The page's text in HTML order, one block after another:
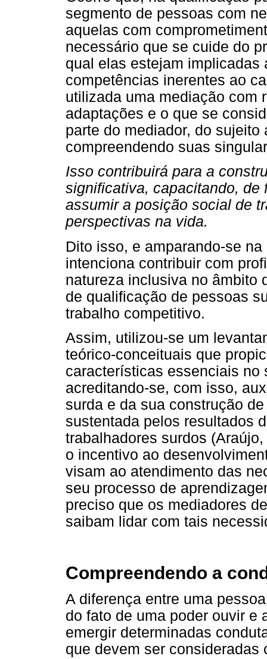
segmento de pessoas com
aquelas com
necessário que se cuide do
qual elas estejam implicadas
competências inerentes ao
utilizada uma mediação com
adaptações e o que se
parte do mediador, do
compreendendo suas
Isso contribuirá para a
significativa, capacitando, de
assumir a posição social de
perspectivas na vida.
Dito isso, e amparando-se
intenciona contribuir com
natureza inclusiva no âmbito
de qualificação de pessoas
trabalho competitivo.
Assim, utilizou-se um
teórico-conceituais que
características essenciais no
acreditando-se, com isso,
surda e da sua construção
sustentada pelos resultados
trabalhadores surdos
o incentivo ao
visam ao atendimento das
seu processo de
preciso que os mediadores
saibam lidar com tais
Compreendendo a
A diferença entre uma
do fato de uma poder ouvir e
emergir determinadas
que devem ser consideradas